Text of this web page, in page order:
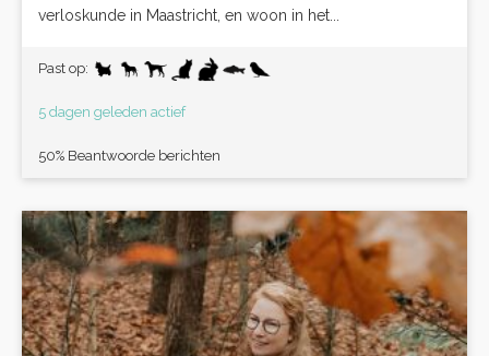
verloskunde in Maastricht, en woon in het...
Past op:
5 dagen geleden actief
50% Beantwoorde berichten